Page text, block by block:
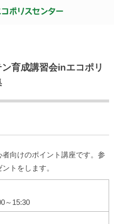
ン育成講習会inエコポリ
向けのポイント講座です。参
トをします。
～15:30